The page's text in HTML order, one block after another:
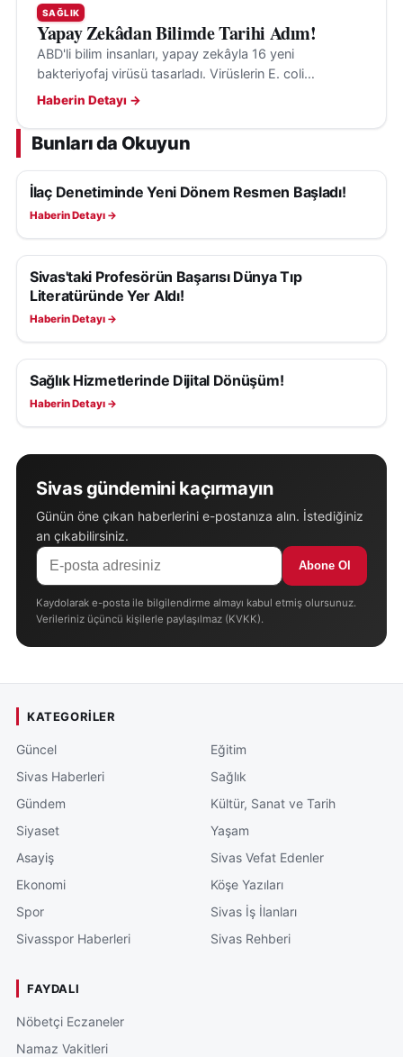
geçirilen proje, hem ekonomik katkısı hem de
yenilenebilir enerjiye sağladığı destekle kentin
geleceğine yönelik önemli yatırımlar arasında yerini
aldı.
SAĞLIK
Yapay Zekâdan Bilimde Tarihi Adım!
ABD'li bilim insanları, yapay zekâyla 16 yeni
bakteriyofaj virüsü tasarladı. Virüslerin E. coli
bakterilerini hedef aldığı ve insanlara tehdit
Haberin Detayı →
Bunları da Okuyun
SAĞLIK
İlaç Denetiminde Yeni Dönem Resmen Başladı!
Haberin Detayı →
SAĞLIK
Sivas'taki Profesörün Başarısı Dünya Tıp
Literatüründe Yer Aldı!
Haberin Detayı →
SAĞLIK
Sağlık Hizmetlerinde Dijital Dönüşüm!
Haberin Detayı →
Sivas gündemini kaçırmayın
Günün öne çıkan haberlerini e-postanıza alın. İstediğiniz
an çıkabilirsiniz.
Abone Ol
Kaydolarak e-posta ile bilgilendirme almayı kabul etmiş olursunuz.
Verileriniz üçüncü kişilerle paylaşılmaz (KVKK).
KATEGORILER
Güncel
Sivas Haberleri
Gündem
Siyaset
Asayiş
Ekonomi
Spor
Sivasspor Haberleri
Eğitim
Sağlık
Kültür, Sanat ve Tarih
Yaşam
Sivas Vefat Edenler
Köşe Yazıları
Sivas İş İlanları
Sivas Rehberi
FAYDALI
Nöbetçi Eczaneler
Namaz Vakitleri